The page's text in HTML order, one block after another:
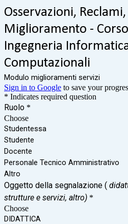
Osservazioni,
Miglioramento -
Ingegneria
Computazionali
Modulo miglioramenti servizi
Sign in to Google to save your
* Indicates required question
Ruolo *
Choose
Studentessa
Studente
Docente
Personale Tecnico Amministrativo
Altro
Oggetto della segnalazione (
strutture e servizi, altro) *
Choose
DIDATTICA